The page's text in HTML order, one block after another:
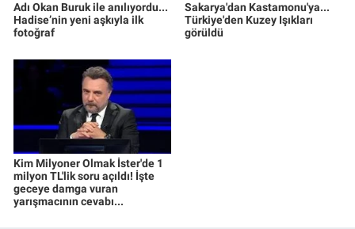
Adı Okan Buruk ile anılıyordu...
Hadise’nin yeni aşkıyla ilk
fotoğraf
Sakarya'dan Kastamonu'ya...
Türkiye'den Kuzey Işıkları
görüldü
Kim Milyoner Olmak İster'de 1
milyon TL'lik soru açıldı! İşte
geceye damga vuran
yarışmacının cevabı...